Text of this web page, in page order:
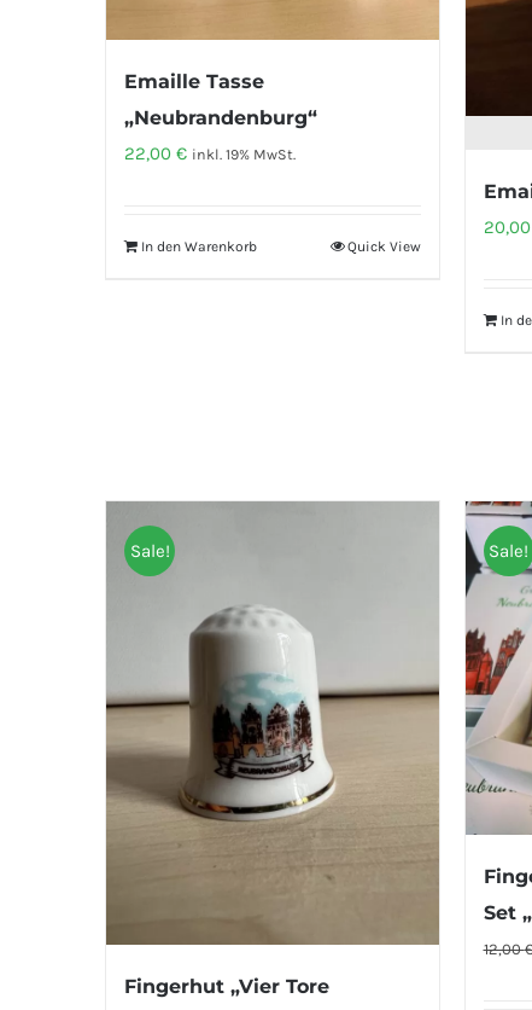
Emaille Tasse
„Neubrandenburg“
22,00 € inkl. 19% MwSt.
In den Warenkorb Quick View
20,00
In
Sale!
Fingerhut „Vier Tore
Sale!
Set
12,00